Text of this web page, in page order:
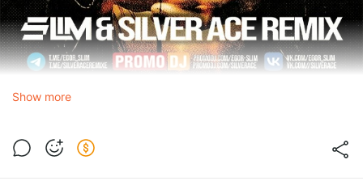
LOCA LA VIDA (Slim & Silver Ace Radio Edit)
Show more